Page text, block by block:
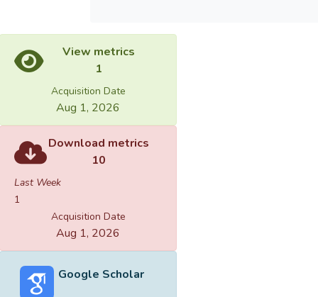
View metrics
1
Acquisition Date
Aug 1, 2026
Download metrics
10
Last Week
1
Acquisition Date
Aug 1, 2026
Google Scholar